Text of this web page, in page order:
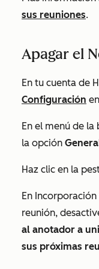
sus reuniones.
Apagar el
En tu cuenta de
Configuración
En el menú de
la opción
Haz clic en la
En
reunión,
al anotador a
sus próximas